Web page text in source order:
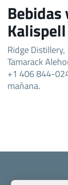
Ridge
Tamarack
+1 406 844-
mañana.